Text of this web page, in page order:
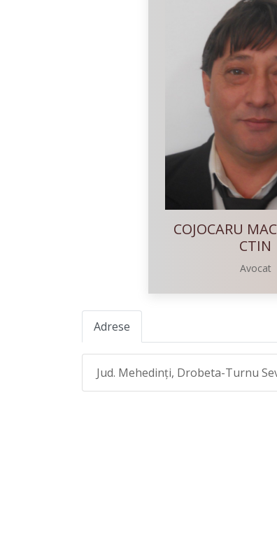
COJOCARU
CTIN
Avocat
Adrese
Jud. Mehedinţi, Drobeta-Turnu